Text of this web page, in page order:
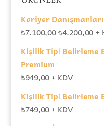
Kariyer
₺7.100,00Orijinal
₺7.100,00.
₺4.200,00Şu
+
Kişilik Tipi Belirleme
Premium
₺949,00 + KDV
Kişilik Tipi Belirleme
₺749,00 + KDV